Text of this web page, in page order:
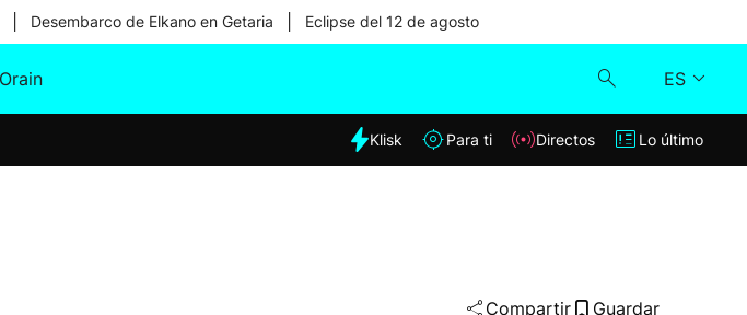
Desembarco de Elkano en Getaria Eclipse del 12 de agosto
ES
Klisk
Klisk Para ti Directos Lo último
Compartir Guardar